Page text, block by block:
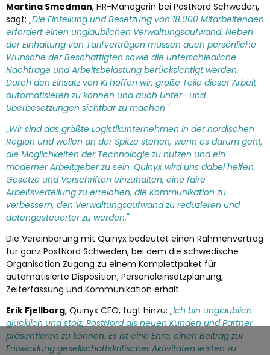
Martina Smedman, HR-Managerin bei PostNord Schweden,
sagt: „Die Einteilung und Besetzung von 18.000 Mitarbeitenden
erfordert einen unglaublichen Verwaltungsaufwand. Neben
der Einhaltung von Tarifverträgen müssen auch persönliche
Wünsche der Beschäftigten sowie die unterschiedliche
Nachfrage und Arbeitsbelastung berücksichtigt werden.
Durch den Einsatz von KI hoffen wir, große Teile dieser Arbeit
automatisieren zu können und auch Unter- und
Überbesetzungen sichtbar zu machen."
„Wir sind das größte Logistikunternehmen in der nordischen
Region und wollen an der Spitze stehen, wenn es darum geht,
die Möglichkeiten der Technologie zu nutzen und ein
moderner Arbeitgeber zu sein. Quinyx wird uns dabei helfen,
Gesetze und Vorschriften einzuhalten, eine faire
Arbeitsverteilung zu erreichen, die Kommunikation zu
verbessern, den Verwaltungsaufwand zu reduzieren und
datengesteuerter zu werden."
Die Vereinbarung mit Quinyx bedeutet einen Rahmenvertrag
für ganz PostNord Schweden, bei dem die schwedische
Organisation Zugang zu einem Komplettpaket für
automatisierte Disposition, Personaleinsatzplanung,
Zeiterfassung und Kommunikation erhält.
Erik Fjellborg, Quinyx CEO, fügt hinzu: „Ich bin unglaublich
glücklich und stolz, PostNord als neuen Kunden und Partner
präsentieren zu können. Es ist eine Ehre, einen Beitrag zur
Entwicklung gesellschaftskritischer Aktivitäten leisten zu